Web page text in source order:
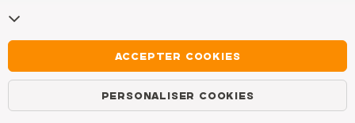
Bedømt dæk: Continental AllSeasonContact
4/5
kan vælge at fortsætte med at browse uden at acceptere deponering af
cookies eller andre trackere. Afvisning forhindrer ikke adgang til
tjenesterne AD TYRES. For mere information, inviterer vi dig til at
konsulteresiden om cookies og andre trackere.
ACCEPTER COOKIES
PERSONALISER COOKIES